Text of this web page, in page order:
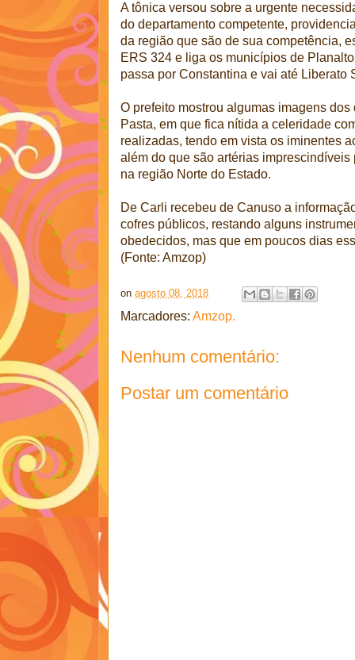
A tônica versou sobre a urgente
do departamento competente,
da região que são de sua competência,
ERS 324 e liga os municípios de
passa por Constantina e vai até Liberato
O prefeito mostrou algumas imagens
Pasta, em que fica nítida a celeridade
realizadas, tendo em vista os iminentes
além do que são artérias
na região Norte do Estado.
De Carli recebeu de Canuso a
cofres públicos, restando alguns
obedecidos, mas que em poucos dias
(Fonte: Amzop)
on agosto 08, 2018
Marcadores: Amzop.
Nenhum comentário:
Postar um comentário